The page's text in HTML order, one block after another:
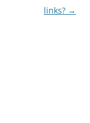
links? →